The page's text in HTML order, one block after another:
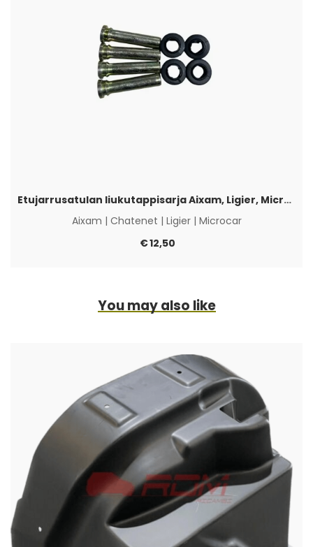
Etujarrusatulan liukutappisarja Aixam, Ligier, Microcar & Chatenet
Aixam | Chatenet | Ligier| Microcar
€12,50
You may also like